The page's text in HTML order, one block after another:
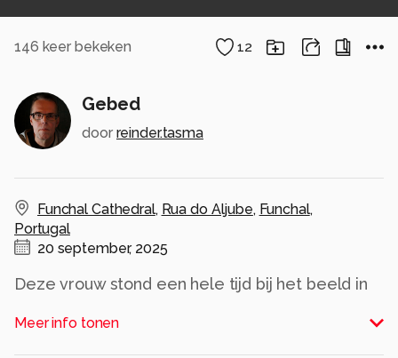
146 keer bekeken 12
Gebed
door reinder.tasma
Funchal Cathedral, Rua do Aljube, Funchal,
Portugal
20 september, 2025
Deze vrouw stond een hele tijd bij het beeld in
Meer info tonen